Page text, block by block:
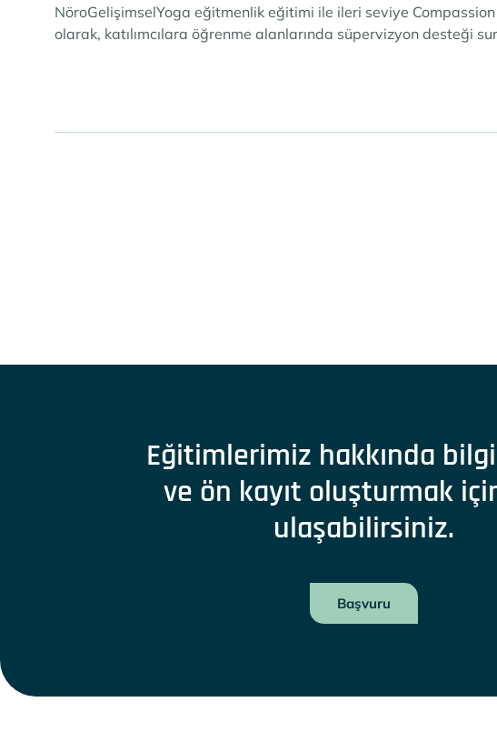
NöroGelişimselYoga eğitmenlik eğitimi ile ileri seviye
olarak, katılımcılara öğrenme alanlarında süpervizyon desteği
Eğitimlerimiz hakkında
ve ön kayıt oluşturmak
ulaşabilirsiniz.
Başvuru